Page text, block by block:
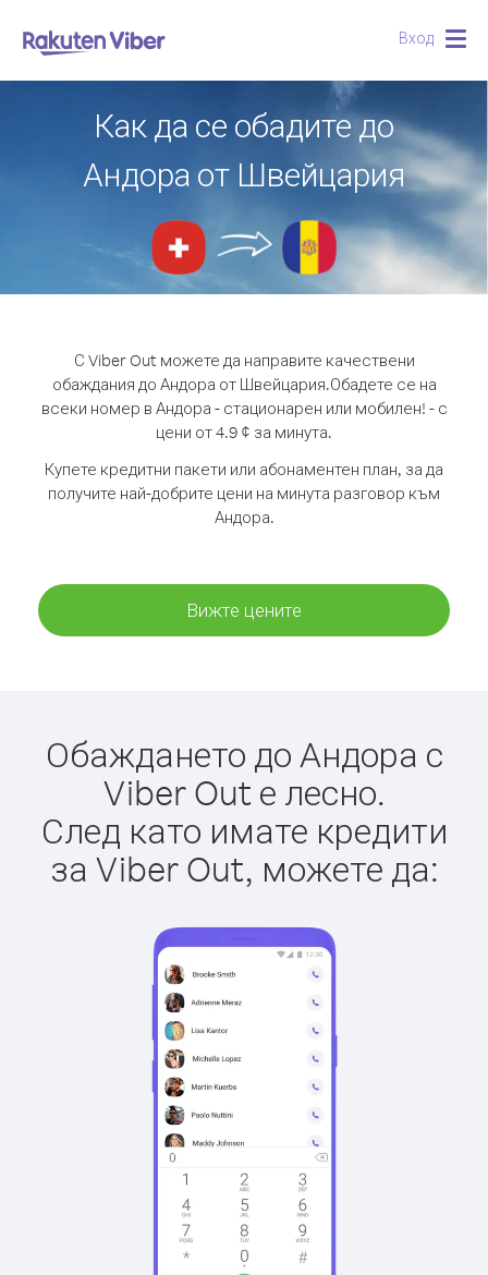
Вход
Как да се обадите до
Андора от Швейцария
С Viber Out можете да направите качествени
обаждания до Андора от Швейцария.Обадете се на
всеки номер в Андора - стационарен или мобилен! - с
цени от 4.9 ¢ за минута.
Купете кредитни пакети или абонаментен план, за да
получите най-добрите цени на минута разговор към
Андора.
Вижте цените
Обаждането до Андора с
Viber Out е лесно.
След като имате кредити
за Viber Out, можете да: